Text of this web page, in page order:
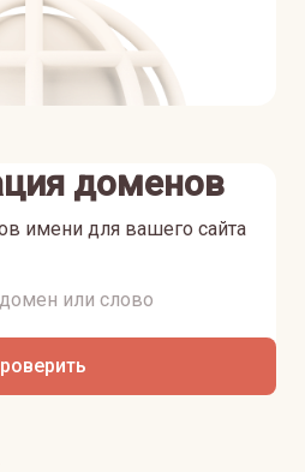
доменов
имени для вашего сайта